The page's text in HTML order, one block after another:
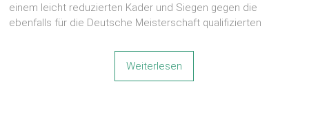
einem leicht reduzierten Kader und Siegen gegen die
ebenfalls für die Deutsche Meisterschaft qualifizierten
Weiterlesen